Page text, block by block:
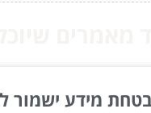
מידע ישמור